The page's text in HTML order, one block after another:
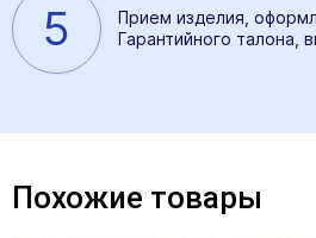
5
Прием изделия,
Гарантийного талона,
Похожие товары